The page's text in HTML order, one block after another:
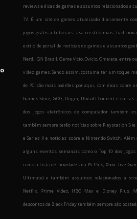
reviews e dicas de games e assuntos relacionados a
TV. É um site de games atualizado diariamente
jogos grátis a tutoriais. Usa o estilo mais
estilo de portal de notícias de games e assuntos
Nerd, IGN Brasil, Game Vicio, Ovicio, Omelete, entre
video games. Sendo assim, costuma ter um toque
de PC são mais padrões por aqui, com dicas sobre
Games Store, GOG, Origin, Ubisoft Connect e
dos jogos eletrônicos de computador também
também sempre terão notícias sobre Playstation 5 (e
e Series X e notícias sobre a Nintendo Switch.
alguns eventos semanais como o Top 10 dos
como a lista de novidades da PS Plus, Xbox Live
Ultimate) e também assuntos relacionados a
Netflix, Prime Video, HBO Max e Disney Plus.
descontos da Black Friday também sempre são